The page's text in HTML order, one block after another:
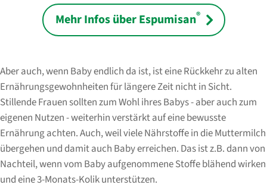
Mehr Infos über Espumisan®
Aber auch, wenn Baby endlich da ist, ist eine Rückkehr zu alten
Ernährungsgewohnheiten für längere Zeit nicht in Sicht.
Stillende Frauen sollten zum Wohl ihres Babys - aber auch zum
eigenen Nutzen - weiterhin verstärkt auf eine bewusste
Ernährung achten. Auch, weil viele Nährstoffe in die Muttermilch
übergehen und damit auch Baby erreichen. Das ist z.B. dann von
Nachteil, wenn vom Baby aufgenommene Stoffe blähend wirken
und eine 3-Monats-Kolik unterstützen.